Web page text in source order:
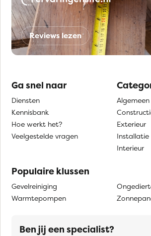
Reviews lezen
Ga snel naar
Diensten
Kennisbank
Hoe werkt het?
Veelgestelde vragen
Algemeen
Exterieur
Installatie
Interieur
Populaire klussen
Gevelreiniging
Warmtepompen
Ben jij een specialist?